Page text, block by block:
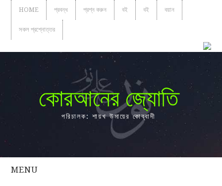
HOME প্রবন্ধ প্রশ্ন করুন বই বই বয়ান
সকল প্রশ্নোত্তর
কোরআনের জ্যোতি
পরিচালক: শায়খ উমায়ের কোব্বাদী
MENU
সকল